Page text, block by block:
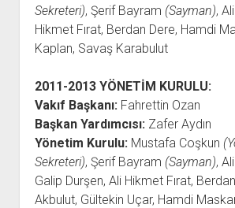
Sekreteri), Şerif Bayram (Sayman),
Hikmet Fırat, Berdan Dere, Hamdi
Kaplan, Savaş Karabulut
2011-2013 YÖNETİM KURULU:
Vakıf Başkanı: Fahrettin Ozan
Başkan Yardımcısı: Zafer Aydın
Yönetim Kurulu: Mustafa Coşkun
Sekreteri), Şerif Bayram (Sayman),
Galip Durşen, Ali Hikmet Fırat,
Akbulut, Gültekin Uçar, Hamdi